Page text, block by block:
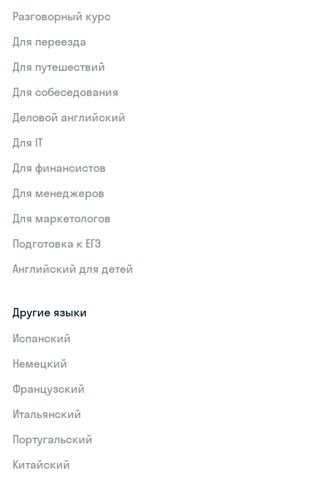
Разговорный курс
Для переезда
Для путешествий
Для собеседования
Деловой английский
Для IT
Для финансистов
Для менеджеров
Для маркетологов
Подготовка к ЕГЭ
Английский для детей
Другие языки
Испанский
Немецкий
Французский
Итальянский
Португальский
Китайский